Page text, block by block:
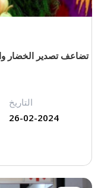
تضاعف تصدير الخضار
التاريخ
26-02-2024